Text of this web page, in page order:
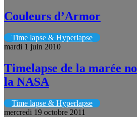
Couleurs d’Armor
Time lapse & Hyperlapse
mardi 1 juin 2010
Timelapse de la marée
la NASA
Time lapse & Hyperlapse
mercredi 19 octobre 2011